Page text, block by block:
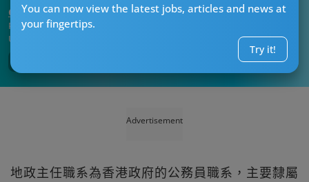
You can now view the latest jobs, articles and news at
your fingertips.
Try it!
CT求職戰略師
Published:2026-08-03 20:37
Updated:
Advertisement
地政主任職系為香港政府的公務員職系，主要隸屬